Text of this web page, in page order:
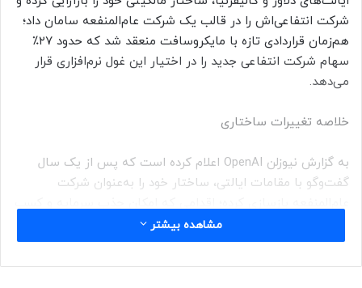
شرکت انتفاعی‌اش را در قالب یک شرکت عام‌المنفعه سامان‌ داد؛
هم‌زمان قراردادی تازه با مایکروسافت منعقد شد که حدود ۲۷٪
سهام شرکت انتفاعی جدید را در اختیار این غول نرم‌افزاری قرار
می‌دهد.
خلاصه تغییرات ساختاری
به گزارش نیوزلن OpenAI اعلام کرده است که پس از یک سال
گفت‌وگو با مقامات ایالتی، ساختار خود را به‌عنوان شرکت
درآمد از فناوری‌های هوش مصنوعی را تسهیل می‌کند، در حالی که
سازمان غیرانتفاعیِ مادر (بنیاد OpenAI) نظارت و کنترل بر اهداف
عام‌المنفعه را حفظ می‌کند.
مشاهده بیشتر